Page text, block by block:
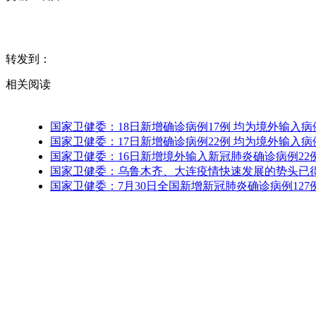
转发到：
相关阅读
国家卫健委：18日新增确诊病例17例 均为境外输入病
国家卫健委：17日新增确诊病例22例 均为境外输入病
国家卫健委：16日新增境外输入新冠肺炎确诊病例22
国家卫健委：乌鲁木齐、大连疫情快速发展的势头已
国家卫健委：7月30日全国新增新冠肺炎确诊病例127